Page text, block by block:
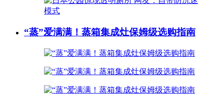
“蒸”爱满满！蒸箱集成灶保姆级选购指南